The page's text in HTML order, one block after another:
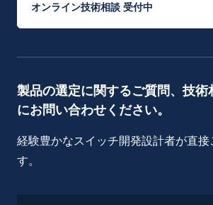
オンライン技術相談 受付中
製品の選定に関するご質問、技術
にお問い合わせください。
経験豊かなスイッチ開発設計者が直接
す。